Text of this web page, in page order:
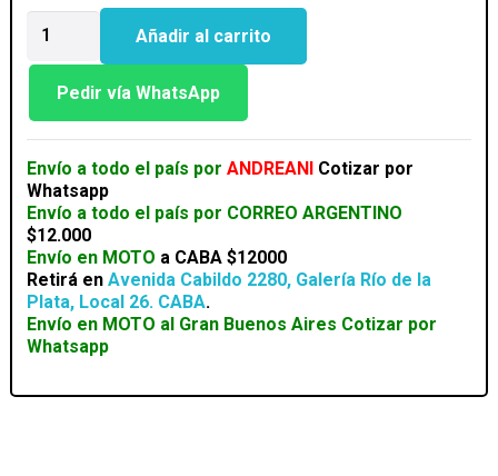
KELYX
BT1
V5.3
RUIDO
ACTIVA
cantidad
Añadir al carrito
Pedir vía WhatsApp
Envío a todo el país por ANDREANI Cotizar por
Whatsapp
Envío a todo el país por CORREO ARGENTINO
$12.000
Envío en MOTO a CABA$12000
Retirá enAvenida Cabildo 2280, Galería Río de la
Plata, Local 26. CABA.
Envío en MOTO al Gran Buenos Aires Cotizar por
Whatsapp